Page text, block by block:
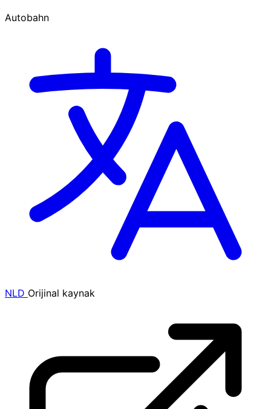
Autobahn
NLD Orijinal kaynak